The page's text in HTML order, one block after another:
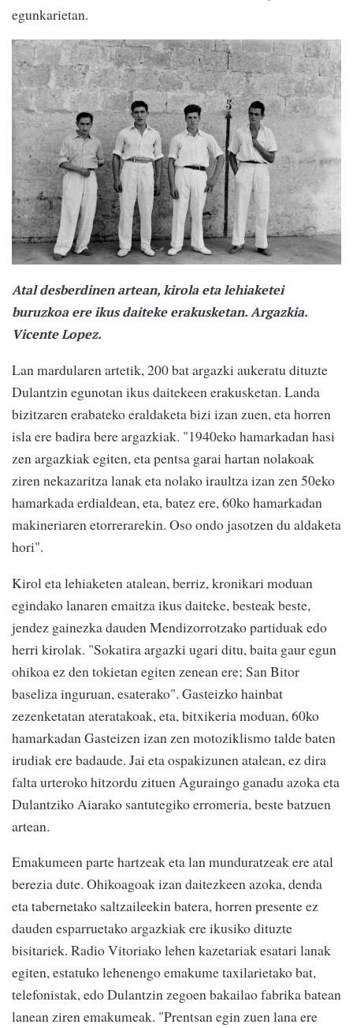
egunkarietan.
Atal desberdinen artean, kirola eta lehiaketei
buruzkoa ere ikus daiteke erakusketan. Argazkia.
Vicente Lopez.
Lan mardularen artetik, 200 bat argazki aukeratu dituzte
Dulantzin egunotan ikus daitekeen erakusketan. Landa
bizitzaren erabateko eraldaketa bizi izan zuen, eta horren
isla ere badira bere argazkiak. "1940eko hamarkadan hasi
zen argazkiak egiten, eta pentsa garai hartan nolakoak
ziren nekazaritza lanak eta nolako iraultza izan zen 50eko
hamarkada erdialdean, eta, batez ere, 60ko hamarkadan
makineriaren etorrerarekin. Oso ondo jasotzen du aldaketa
hori".
Kirol eta lehiaketen atalean, berriz, kronikari moduan
egindako lanaren emaitza ikus daiteke, besteak beste,
jendez gainezka dauden Mendizorrotzako partiduak edo
herri kirolak. "Sokatira argazki ugari ditu, baita gaur egun
ohikoa ez den tokietan egiten zenean ere; San Bitor
baseliza inguruan, esaterako". Gasteizko hainbat
zezenketatan ateratakoak, eta, bitxikeria moduan, 60ko
hamarkadan Gasteizen izan zen motoziklismo talde baten
irudiak ere badaude. Jai eta ospakizunen atalean, ez dira
falta urteroko hitzordu zituen Aguraingo ganadu azoka eta
Dulantziko Aiarako santutegiko erromeria, beste batzuen
artean.
Emakumeen parte hartzeak eta lan munduratzeak ere atal
berezia dute. Ohikoagoak izan daitezkeen azoka, denda
eta tabernetako saltzaileekin batera, horren presente ez
dauden esparruetako argazkiak ere ikusiko dituzte
bisitariek. Radio Vitoriako lehen kazetariak esatari lanak
egiten, estatuko lehenengo emakume taxilarietako bat,
telefonistak, edo Dulantzin zegoen bakailao fabrika batean
lanean ziren emakumeak. "Prentsan egin zuen lana ere